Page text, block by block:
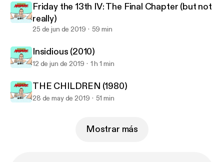
Friday the 13th IV: The Final Chapter (but not
really)
25 de jun de 2019 59 min
Insidious (2010)
12 de jun de 2019 1 h 1 min
THE CHILDREN (1980)
28 de may de 2019 51 min
Mostrar más